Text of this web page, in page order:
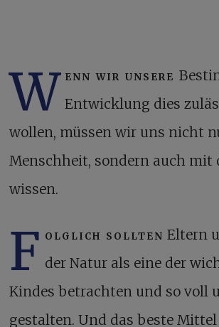
W enn wir unsere
Entwicklung dies
wollen, müssen wir uns nicht
Menschheit, sondern auch mit
wissen.
F olglich sollten Eltern
der Natur als eine der
Kindes betrachten und so voll
gestalten. Und das beste